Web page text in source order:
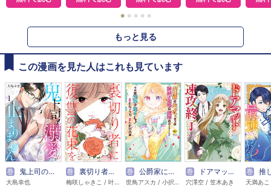
● ● ● ● ●
もっと見る
この漫画を見た人はこれも見ています
巻 鬼上司の溺愛が止まりません
大島幸也
巻 裏切り者に復讐の花束を～絶対に許さない～ 巻 公爵家に生まれて初日に跡継ぎ失格の烙印を押されましたが今日も元気に生きてます！ 巻 ドアマットヒロインは速攻終了いたします！
穴澤空 / 笠木あき
巻 推しを味方に付け